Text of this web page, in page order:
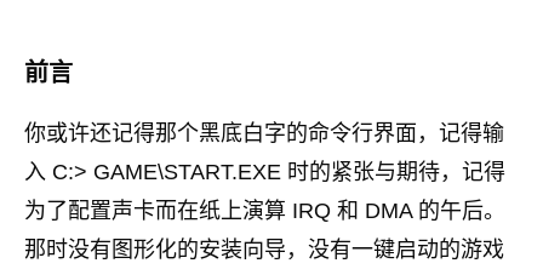
前言
你或许还记得那个黑底白字的命令行界面，记得输
入 C:> GAME\START.EXE 时的紧张与期待，记得
为了配置声卡而在纸上演算 IRQ 和 DMA 的午后。
那时没有图形化的安装向导，没有一键启动的游戏